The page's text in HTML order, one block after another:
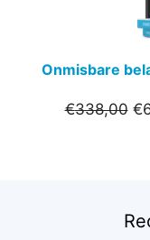
Onmisbare
€338,00 €